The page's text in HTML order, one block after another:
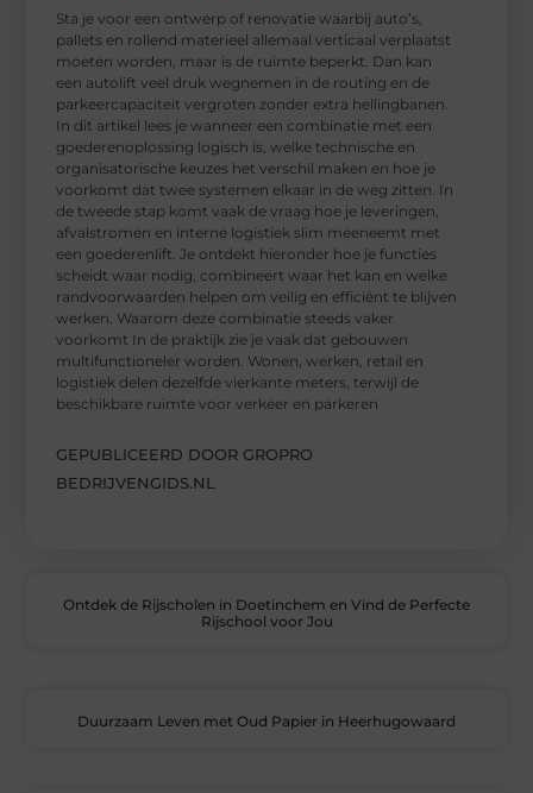
Sta je voor een ontwerp of renovatie waarbij auto’s,
pallets en rollend materieel allemaal verticaal verplaatst
moeten worden, maar is de ruimte beperkt. Dan kan
een autolift veel druk wegnemen in de routing en de
parkeercapaciteit vergroten zonder extra hellingbanen.
In dit artikel lees je wanneer een combinatie met een
goederenoplossing logisch is, welke technische en
organisatorische keuzes het verschil maken en hoe je
voorkomt dat twee systemen elkaar in de weg zitten. In
de tweede stap komt vaak de vraag hoe je leveringen,
afvalstromen en interne logistiek slim meeneemt met
een goederenlift. Je ontdekt hieronder hoe je functies
scheidt waar nodig, combineert waar het kan en welke
randvoorwaarden helpen om veilig en efficiënt te blijven
werken. Waarom deze combinatie steeds vaker
voorkomt In de praktijk zie je vaak dat gebouwen
multifunctioneler worden. Wonen, werken, retail en
logistiek delen dezelfde vierkante meters, terwijl de
beschikbare ruimte voor verkeer en parkeren
GEPUBLICEERD DOOR GROPRO
BEDRIJVENGIDS.NL
Ontdek de Rijscholen in Doetinchem en Vind de Perfecte
Rijschool voor Jou
Duurzaam Leven met Oud Papier in Heerhugowaard